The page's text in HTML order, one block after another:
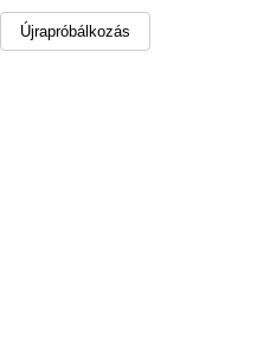
Újrapróbálkozás